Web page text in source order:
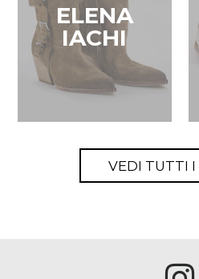
ELENA
IACHI
VEDI TUTTI